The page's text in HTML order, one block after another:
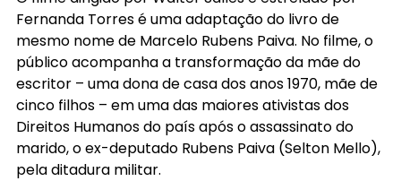
Fernanda Torres é uma adaptação do livro de
mesmo nome de Marcelo Rubens Paiva. No filme, o
público acompanha a transformação da mãe do
escritor – uma dona de casa dos anos 1970, mãe de
cinco filhos – em uma das maiores ativistas dos
Direitos Humanos do país após o assassinato do
marido, o ex-deputado Rubens Paiva (Selton Mello),
pela ditadura militar.